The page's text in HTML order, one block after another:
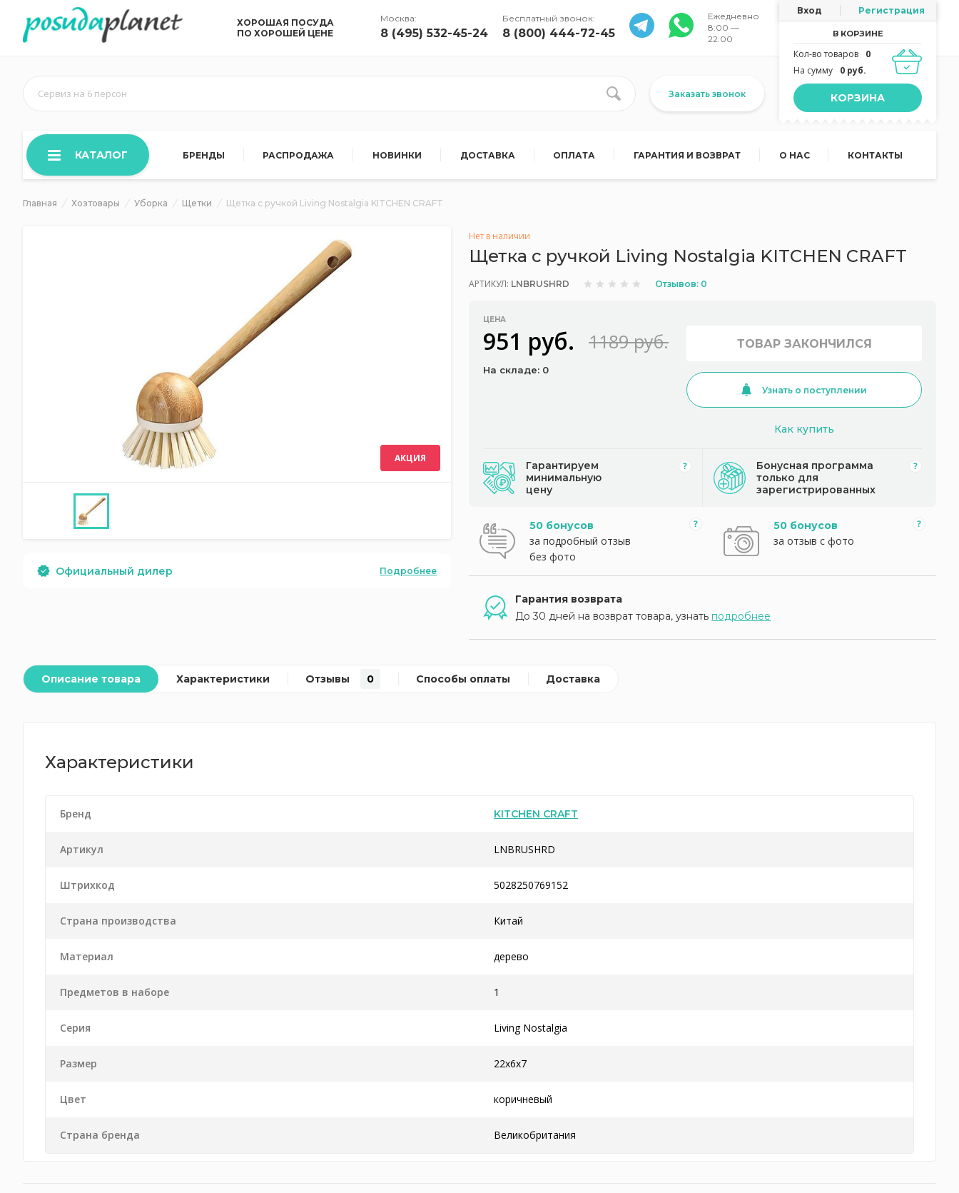
ХОРОШАЯ ПОСУДА
ПО ХОРОШЕЙ ЦЕНЕ
Москва:
8 (495) 532-45-24
Бесплатный звонок:
8 (800) 444-72-45
Ежедневно
8:00 —
22:00
Вход Регистрация
В КОРЗИНЕ
Кол-во товаров
0
На сумму
0 руб.
КОРЗИНА
Сервиз на 6 персон Заказать звонок
КАТАЛОГ БРЕНДЫ РАСПРОДАЖА НОВИНКИ ДОСТАВКА ОПЛАТА ГАРАНТИЯ И ВОЗВРАТ О НАС КОНТАКТЫ
Главная Хозтовары Уборка Щетки Щетка с ручкой Living Nostalgia KITCHEN CRAFT
АКЦИЯ
Официальный дилер Подробнее
Нет в наличии
Щетка с ручкой Living Nostalgia KITCHEN CRAFT
АРТИКУЛ: LNBRUSHRD Отзывов: 0
ЦЕНА
951 руб. 1189 руб.
На складе: 0
ТОВАР ЗАКОНЧИЛСЯ
Узнать о поступлении
Как купить
Гарантируем
минимальную
цену
Бонусная программа
только для
зарегистрированных
50 бонусов
за подробный отзыв
без фото
50 бонусов
за отзыв с фото
Гарантия возврата
До 30 дней на возврат товара, узнать подробнее
Описание товара Характеристики Отзывы 0 Способы оплаты Доставка
Характеристики
Бренд KITCHEN CRAFT
Артикул LNBRUSHRD
Штрихкод 5028250769152
Страна производства Китай
Материал дерево
Предметов в наборе 1
Серия Living Nostalgia
Размер 22x6x7
Цвет коричневый
Страна бренда Великобритания